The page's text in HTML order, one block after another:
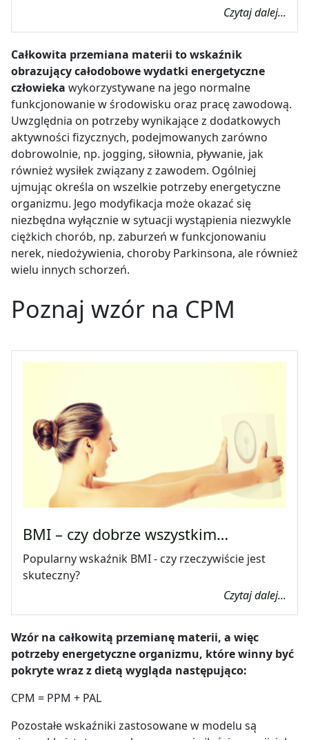
Czytaj dalej...
Całkowita przemiana materii to wskaźnik
obrazujący całodobowe wydatki energetyczne
człowieka wykorzystywane na jego normalne
funkcjonowanie w środowisku oraz pracę zawodową.
Uwzględnia on potrzeby wynikające z dodatkowych
aktywności fizycznych, podejmowanych zarówno
dobrowolnie, np. jogging, siłownia, pływanie, jak
również wysiłek związany z zawodem. Ogólniej
ujmując określa on wszelkie potrzeby energetyczne
organizmu. Jego modyfikacja może okazać się
niezbędna wyłącznie w sytuacji wystąpienia niezwykle
ciężkich chorób, np. zaburzeń w funkcjonowaniu
nerek, niedożywienia, choroby Parkinsona, ale również
wielu innych schorzeń.
Poznaj wzór na CPM
BMI – czy dobrze wszystkim…
Popularny wskaźnik BMI - czy rzeczywiście jest
skuteczny?
Czytaj dalej...
Wzór na całkowitą przemianę materii, a więc
potrzeby energetyczne organizmu, które winny być
pokryte wraz z dietą wygląda następująco:
CPM = PPM + PAL
Pozostałe wskaźniki zastosowane w modelu są